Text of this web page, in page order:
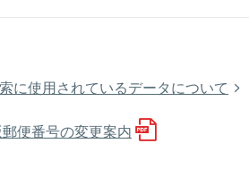
に使用されているデータについて
便番号の変更案内